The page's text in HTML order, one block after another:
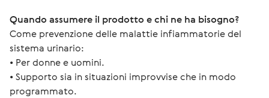
Quando assumere il prodotto e chi ne ha bisogno?
Come prevenzione delle malattie infiammatorie del
sistema urinario:
• Per donne e uomini.
• Supporto sia in situazioni improvvise che in modo
programmato.